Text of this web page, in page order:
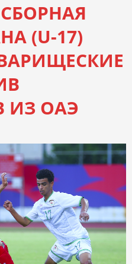
(U-17)
ИЗ ОАЭ